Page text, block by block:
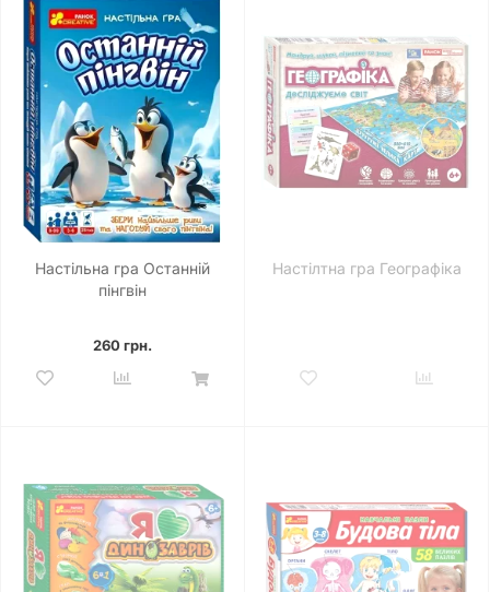
Настільна гра Останній
пінгвін
260 грн.
Настілтна гра Географіка